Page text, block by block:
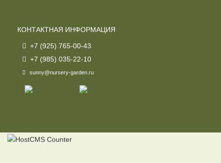
КОНТАКТНАЯ ИНФОРМАЦИЯ
+7 (925) 765-00-43
+7 (985) 035-22-10
sunny@nursery-garden.ru